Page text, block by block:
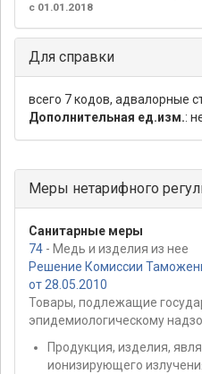
с 01.01.2018
Для справки
всего 7 кодов, адвалорные
Дополнительная ед.изм.:
Меры нетарифного
Санитарные меры
74 - Медь и изделия из нее
Решение Комиссии
от 28.05.2010
Товары, подлежащие
эпидемиологическому
Продукция, изделия,
ионизирующего